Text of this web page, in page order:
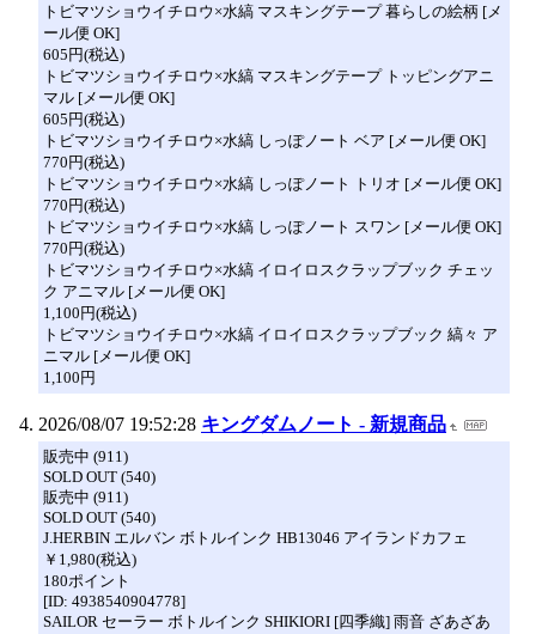
トビマツショウイチロウ×水縞 マスキングテープ 暮らしの絵柄 [メ
ール便 OK]
605円(税込)
トビマツショウイチロウ×水縞 マスキングテープ トッピングアニ
マル [メール便 OK]
605円(税込)
トビマツショウイチロウ×水縞 しっぽノート ベア [メール便 OK]
770円(税込)
トビマツショウイチロウ×水縞 しっぽノート トリオ [メール便 OK]
770円(税込)
トビマツショウイチロウ×水縞 しっぽノート スワン [メール便 OK]
770円(税込)
トビマツショウイチロウ×水縞 イロイロスクラップブック チェッ
ク アニマル [メール便 OK]
1,100円(税込)
トビマツショウイチロウ×水縞 イロイロスクラップブック 縞々 ア
ニマル [メール便 OK]
1,100円
2026/08/07 19:52:28 キングダムノート - 新規商品
販売中 (911)
SOLD OUT (540)
販売中 (911)
SOLD OUT (540)
J.HERBIN エルバン ボトルインク HB13046 アイランドカフェ
￥1,980(税込)
180ポイント
[ID: 4938540904778]
SAILOR セーラー ボトルインク SHIKIORI [四季織] 雨音 ざあざあ